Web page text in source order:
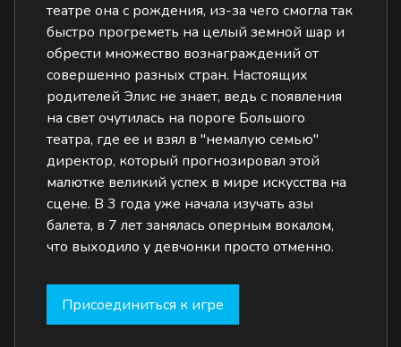
театре она с рождения, из-за чего смогла так
быстро прогреметь на целый земной шар и
обрести множество вознаграждений от
совершенно разных стран. Настоящих
родителей Элис не знает, ведь с появления
на свет очутилась на пороге Большого
театра, где ее и взял в "немалую семью"
директор, который прогнозировал этой
малютке великий успех в мире искусства на
сцене. В 3 года уже начала изучать азы
балета, в 7 лет занялась оперным вокалом,
что выходило у девчонки просто отменно.
Присоединиться к игре